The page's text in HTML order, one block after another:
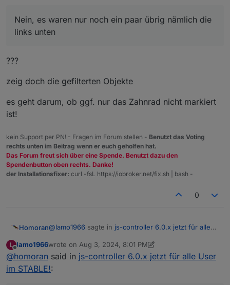
soll?
stellen.
Nein, es waren nur noch ein paar übrig nämlich die
links unten
und die unterhalb des Charts waren alle weg und
auch alle anderen
Nein, es waren nur noch ein paar übrig nämlich die
links unten
???
zeig doch die gefilterten Objekte
es geht darum, ob ggf. nur das Zahnrad nicht markiert
ist!
kein Support per PN! - Fragen im Forum stellen - Benutzt das Voting
rechts unten im Beitrag wenn er euch geholfen hat.
Das Forum freut sich über eine Spende. Benutzt dazu den
Spendenbutton oben rechts. Danke!
der Installationsfixer: curl -fsL https://iobroker.net/fix.sh | bash -
0
Homoran@lamo1966 sagte in js-controller 6.0.x jetzt für alle
Nein, es waren nur noch ein paar übrig nämlich
???
L
Offline
lamo1966wrote on Aug 3, 2024, 8:01 PM
last edited by lamo1966Aug 3, 2024, 10:03 PM
@homoran said in js-controller 6.0.x jetzt für alle User
im STABLE!: